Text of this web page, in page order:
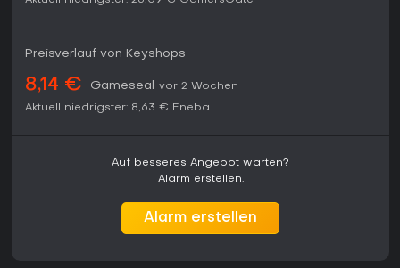
Preisverlauf von Keyshops
8,14 € Gameseal
vor 2 Wochen
Aktuell niedrigster: 8,63 € Eneba
Auf besseres Angebot warten?
Alarm erstellen.
Alarm erstellen